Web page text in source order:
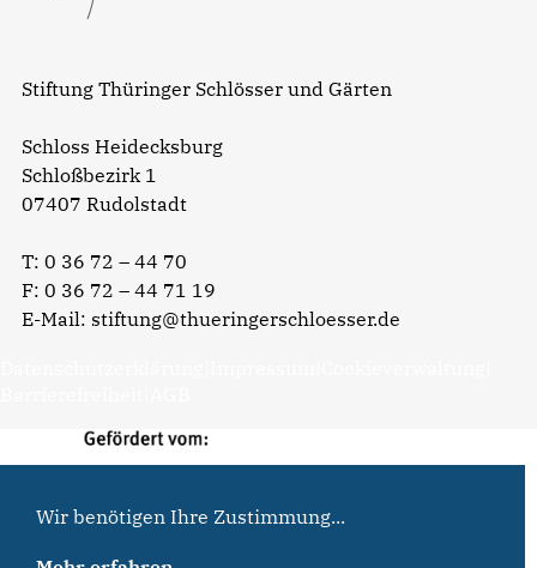
Stiftung Thüringer Schlösser und Gärten
Schloss Heidecksburg
Schloßbezirk 1
07407 Rudolstadt
T: 0 36 72 – 44 70
F: 0 36 72 – 44 71 19
E-Mail: stiftung@thueringerschloesser.de
Wir benötigen Ihre Zustimmung...